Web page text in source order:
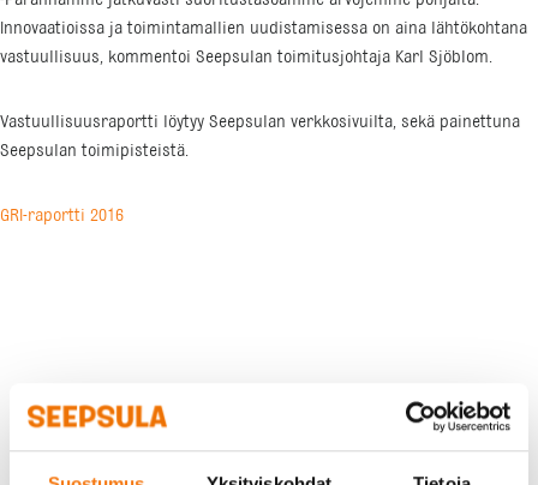
Innovaatioissa ja toimintamallien uudistamisessa on aina lähtökohtana
vastuullisuus, kommentoi Seepsulan toimitusjohtaja Karl Sjöblom.
Vastuullisuusraportti löytyy Seepsulan verkkosivuilta, sekä painettuna
Seepsulan toimipisteistä.
GRI-raportti 2016